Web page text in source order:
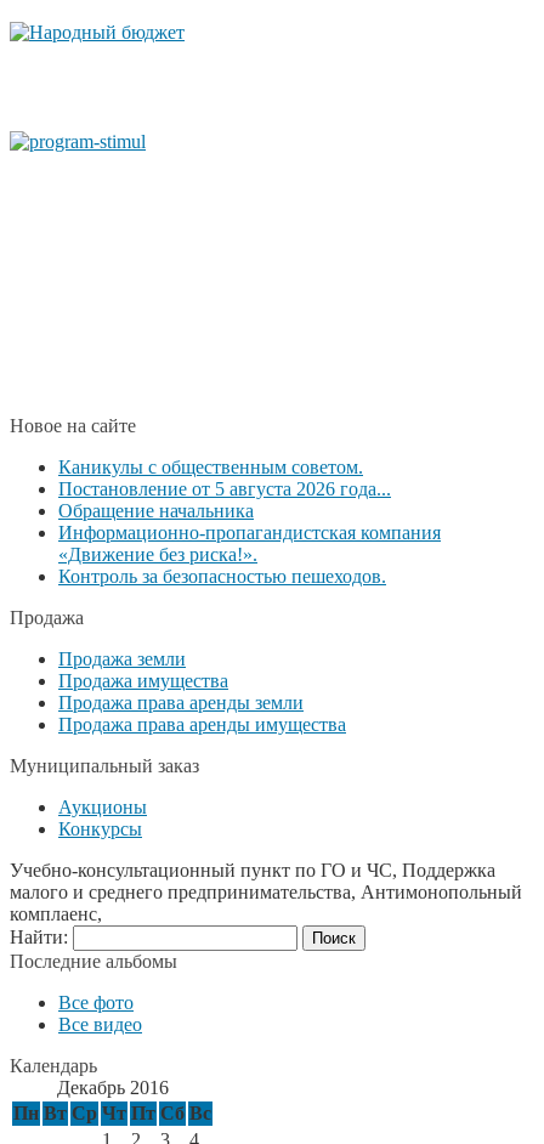
Новое на сайте
Каникулы с общественным советом.
Постановление от 5 августа 2026 года...
Обращение начальника
Информационно-пропагандистская компания
«Движение без риска!».
Контроль за безопасностью пешеходов.
Продажа
Продажа земли
Продажа имущества
Продажа права аренды земли
Продажа права аренды имущества
Муниципальный заказ
Аукционы
Конкурсы
Учебно-консультационный пункт по ГО и ЧС, Поддержка
малого и среднего предпринимательства, Антимонопольный
комплаенс,
Найти:
Последние альбомы
Все фото
Все видео
Календарь
Декабрь 2016
Пн Вт Ср Чт Пт Сб Вс
1
2 3 4